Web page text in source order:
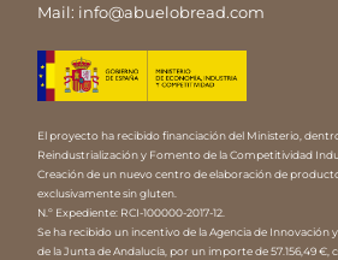
Mail: info@abuelobread.com
El proyecto ha recibido financiación del Ministerio,
Reindustrialización y Fomento de la Competitividad
Creación de un nuevo centro de elaboración de
exclusivamente sin gluten.
N.º Expediente: RCI-100000-2017-12.
Se ha recibido un incentivo de la Agencia de Innovación
de la Junta de Andalucía, por un importe de 57.156,49 €,